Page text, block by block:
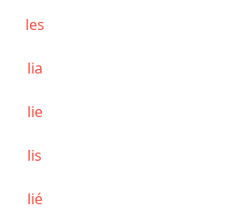
les
lia
lie
lis
lié